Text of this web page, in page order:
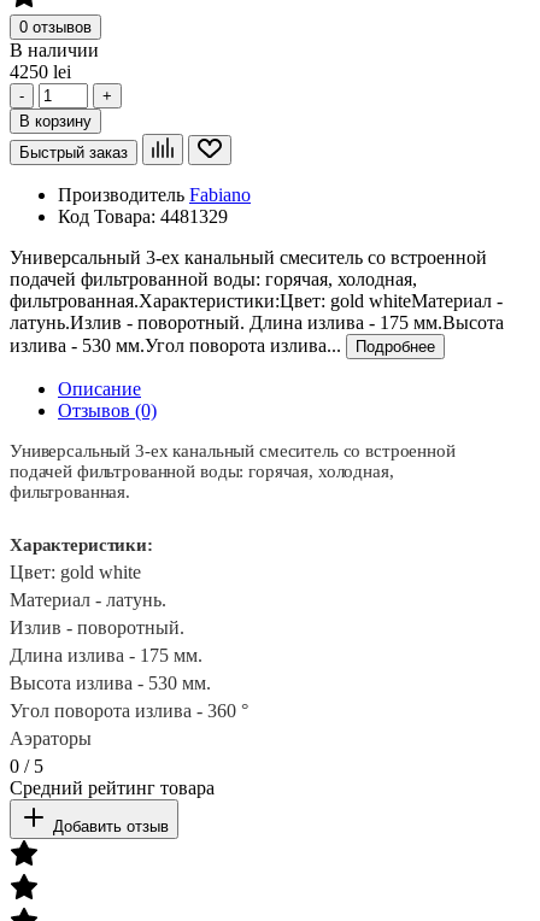
0 отзывов
В наличии
4250 lei
-
+
В корзину
Быстрый заказ
Производитель Fabiano
Код Товара: 4481329
Универсальный 3-ех канальный смеситель со встроенной
подачей фильтрованной воды: горячая, холодная,
фильтрованная.Характеристики:Цвет: gold whiteМатериал -
латунь.Излив - поворотный. Длина излива - 175 мм.Высота
излива - 530 мм.Угол поворота излива...
Подробнее
Описание
Отзывов (0)
Универсальный 3-ех канальный смеситель со встроенной
подачей фильтрованной воды: горячая, холодная,
фильтрованная.
Характеристики:
Цвет: gold white
Материал - латунь.
Излив - поворотный.
Длина излива - 175 мм.
Высота излива - 530 мм.
Угол поворота излива - 360 °
Аэраторы
0 / 5
Средний рейтинг товара
Добавить отзыв